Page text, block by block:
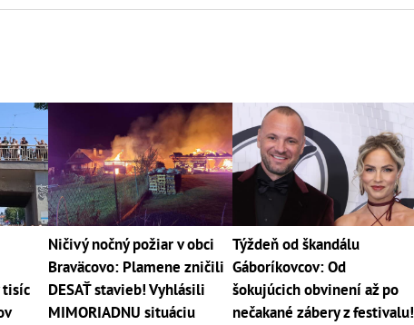
tisíc
Ničivý nočný požiar v obci
Braväcovo: Plamene zničili
DESAŤ stavieb! Vyhlásili
MIMORIADNU situáciu
Týždeň od škandálu
Gáboríkovcov: Od
šokujúcich obvinení až po
nečakané zábery z festivalu!